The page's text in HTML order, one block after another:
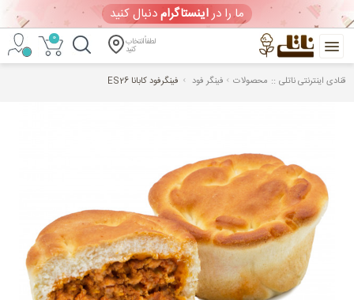
ما را دراینستاگرامدنبال کنید
لطفاً انتخاب
کنید
0
خرید
قنادی اینترنتی ناتلی :: محصولات فینگر فود فینگرفود کابانا ES26